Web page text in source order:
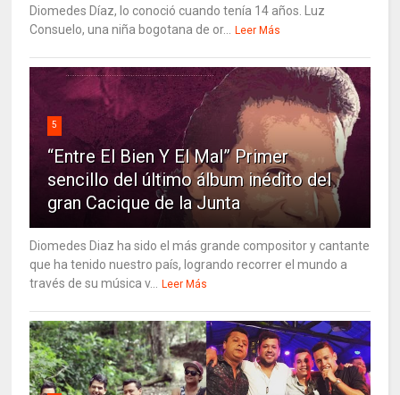
Diomedes Díaz, lo conoció cuando tenía 14 años. Luz
Consuelo, una niña bogotana de or...
Leer Más
5
“Entre El Bien Y El Mal” Primer
sencillo del último álbum inédito del
gran Cacique de la Junta
Diomedes Diaz ha sido el más grande compositor y cantante
que ha tenido nuestro país, logrando recorrer el mundo a
través de su música v...
Leer Más